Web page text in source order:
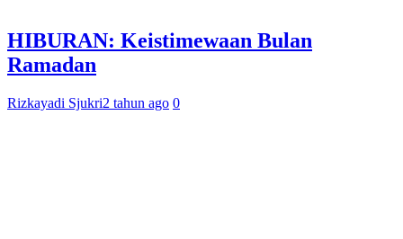
HIBURAN: Keistimewaan Bulan
Ramadan
Rizkayadi Sjukri2 tahun ago 0